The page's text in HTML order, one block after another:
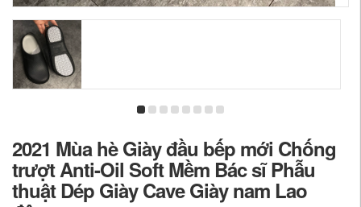
2021 Mùa hè Giày đầu bếp mới Chống
trượt Anti-Oil Soft Mềm Bác sĩ Phẫu
thuật Dép Giày Cave Giày nam Lao